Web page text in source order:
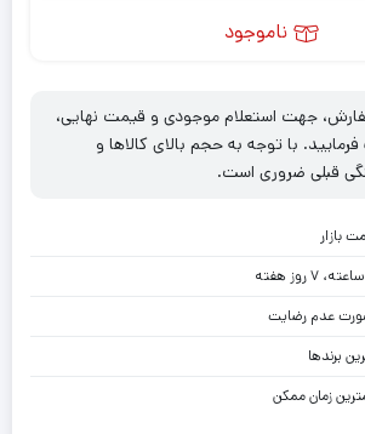
ناموجود
جهت استعلام موجودی و قیمت نهایی،
با توجه به حجم بالای کالاها و
قبلی ضروری است.
بازار
عدم رضایت
برندها
زمان ممکن